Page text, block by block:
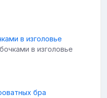
в изголовье